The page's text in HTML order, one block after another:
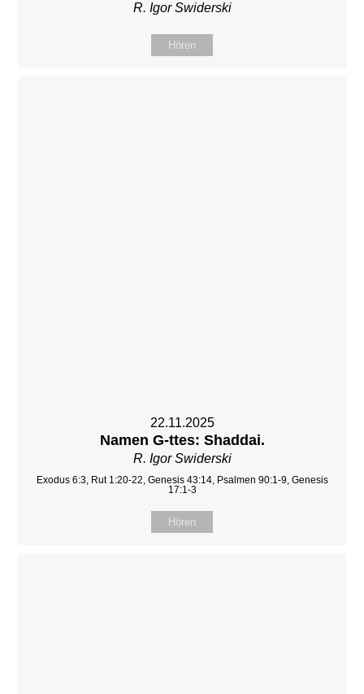
R. Igor Swiderski
Hören
22.11.2025
Namen G-ttes: Shaddai.
R. Igor Swiderski
Exodus 6:3, Rut 1:20-22, Genesis 43:14, Psalmen 90:1-9, Genesis
17:1-3
Hören